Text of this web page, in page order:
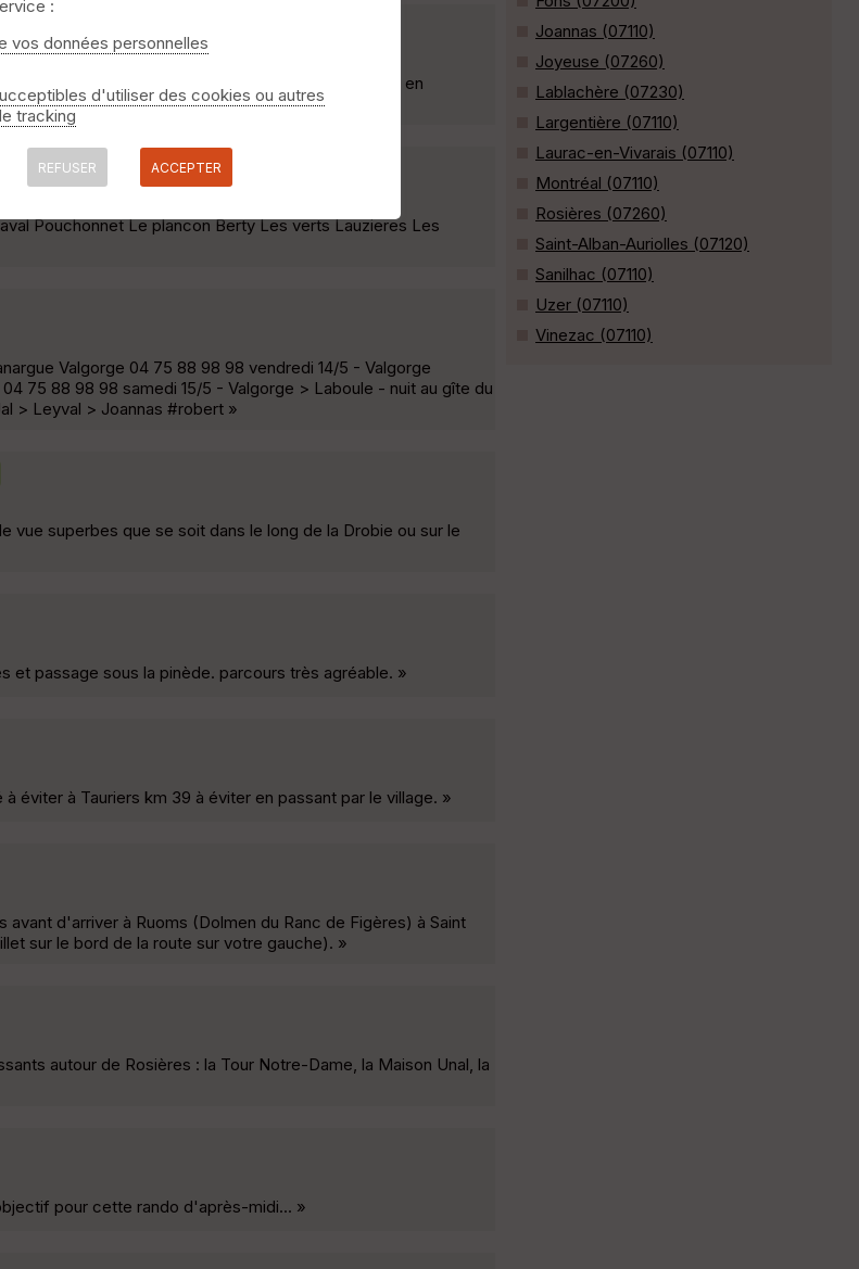
empierrés, vous traverserez de beaux hameaux et en
Pouchonnet Le plancon Berty Les verts Lauzieres Les
Valgorge 04 75 88 98 98 vendredi 14/5 - Valgorge
75 88 98 98 samedi 15/5 - Valgorge > Laboule - nuit au gîte du
> Leyval > Joannas #robert »
superbes que se soit dans le long de la Drobie ou sur le
et passage sous la pinède. parcours très agréable. »
éviter à Tauriers km 39 à éviter en passant par le village. »
d'arriver à Ruoms (Dolmen du Ranc de Figères) à Saint
sur le bord de la route sur votre gauche). »
autour de Rosières : la Tour Notre-Dame, la Maison Unal, la
pour cette rando d'après-midi... »
Joannas (07110)
Joyeuse (07260)
Lablachère (07230)
Largentière (07110)
Laurac-en-Vivarais (07110)
Montréal (07110)
Rosières (07260)
Saint-Alban-Auriolles (07120)
Sanilhac (07110)
Uzer (07110)
Vinezac (07110)
:
vos données personnelles
d'utiliser des cookies ou autres
tracking
REFUSER ACCEPTER